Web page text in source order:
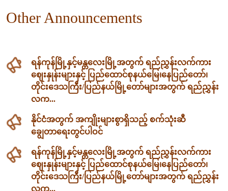
Other Announcements
ရန်ကုန်မြို့နှင့်မန္တလေးမြို့အတွက် ရည်ညွှန်းလက်ကား
ဈေးနှုန်းများနှင့် ပြည်ထောင်စုနယ်မြေ၊နေပြည်တော်၊
တိုင်းဒေသကြီး/ပြည်နယ်မြို့တော်များအတွက် ရည်ညွှန်း
လက...
နိုင်ငံအတွက် အကျိုးများစွာရှိသည့် စက်သုံးဆီ
ချွေတာရေးတွင်ပါဝင်
ရန်ကုန်မြို့နှင့်မန္တလေးမြို့အတွက် ရည်ညွှန်းလက်ကား
ဈေးနှုန်းများနှင့် ပြည်ထောင်စုနယ်မြေ၊နေပြည်တော်၊
တိုင်းဒေသကြီး/ပြည်နယ်မြို့တော်များအတွက် ရည်ညွှန်း
လက...